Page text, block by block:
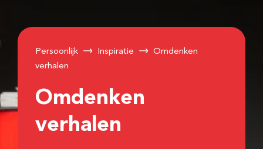
Persoonlijk Inspiratie
Omdenken
verhalen
Omdenken
verhalen